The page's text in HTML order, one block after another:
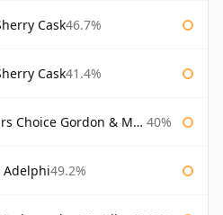
Cask46.7%
Cask41.4%
Gordon & Macphail 40%
Adelphi49.2%